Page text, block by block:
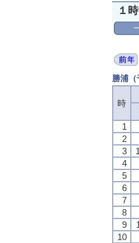
１
勝浦
時
1
2
3
4
5
6
7
8
9
10